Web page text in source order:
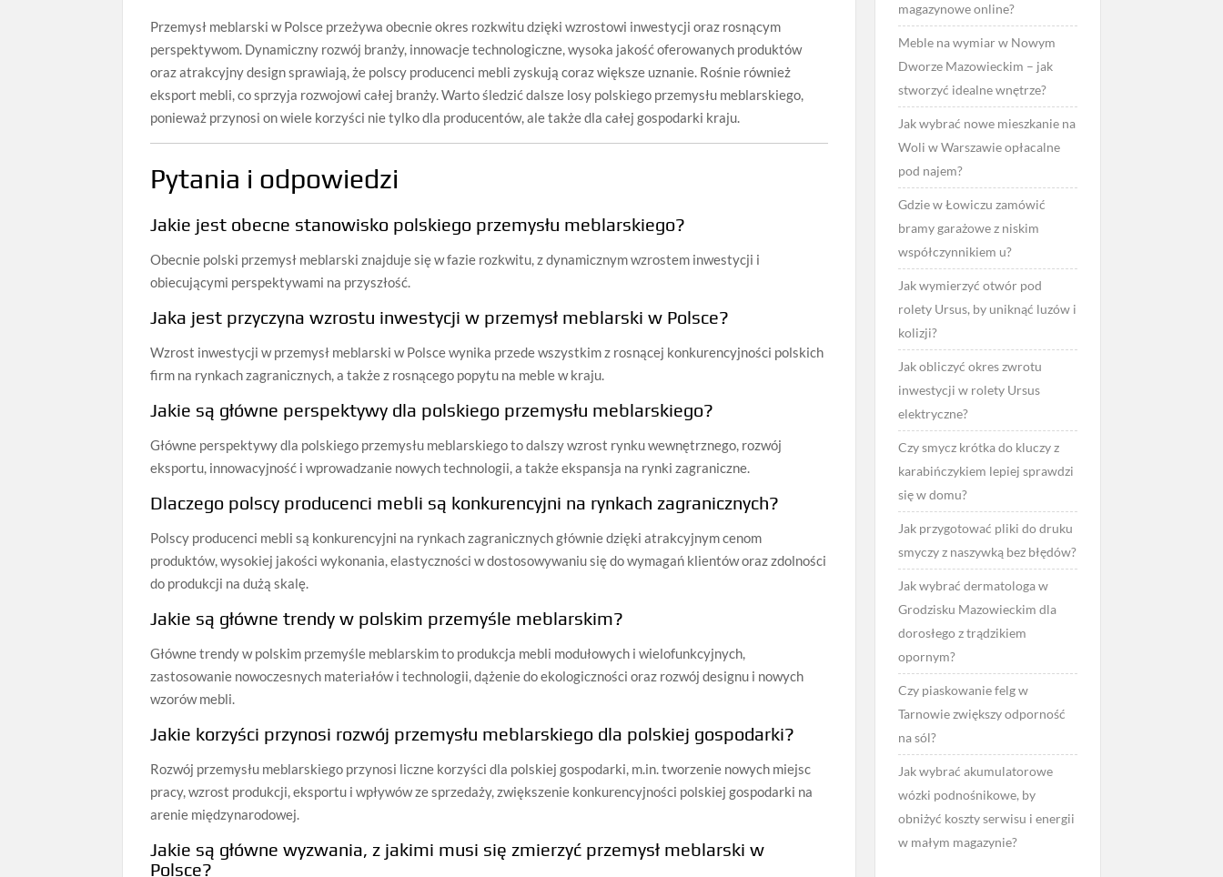
Przemysł meblarski w Polsce przeżywa obecnie okres rozkwitu dzięki wzrostowi inwestycji oraz rosnącym
perspektywom. Dynamiczny rozwój branży, innowacje technologiczne, wysoka jakość oferowanych produktów
oraz atrakcyjny design sprawiają, że polscy producenci mebli zyskują coraz większe uznanie. Rośnie również
eksport mebli, co sprzyja rozwojowi całej branży. Warto śledzić dalsze losy polskiego przemysłu meblarskiego,
ponieważ przynosi on wiele korzyści nie tylko dla producentów, ale także dla całej gospodarki kraju.
Pytania i odpowiedzi
Jakie jest obecne stanowisko polskiego przemysłu meblarskiego?
Obecnie polski przemysł meblarski znajduje się w fazie rozkwitu, z dynamicznym wzrostem inwestycji i
obiecującymi perspektywami na przyszłość.
Jaka jest przyczyna wzrostu inwestycji w przemysł meblarski w Polsce?
Wzrost inwestycji w przemysł meblarski w Polsce wynika przede wszystkim z rosnącej konkurencyjności polskich
firm na rynkach zagranicznych, a także z rosnącego popytu na meble w kraju.
Jakie są główne perspektywy dla polskiego przemysłu meblarskiego?
Główne perspektywy dla polskiego przemysłu meblarskiego to dalszy wzrost rynku wewnętrznego, rozwój
eksportu, innowacyjność i wprowadzanie nowych technologii, a także ekspansja na rynki zagraniczne.
Dlaczego polscy producenci mebli są konkurencyjni na rynkach zagranicznych?
Polscy producenci mebli są konkurencyjni na rynkach zagranicznych głównie dzięki atrakcyjnym cenom
produktów, wysokiej jakości wykonania, elastyczności w dostosowywaniu się do wymagań klientów oraz zdolności
do produkcji na dużą skalę.
Jakie są główne trendy w polskim przemyśle meblarskim?
Główne trendy w polskim przemyśle meblarskim to produkcja mebli modułowych i wielofunkcyjnych,
zastosowanie nowoczesnych materiałów i technologii, dążenie do ekologiczności oraz rozwój designu i nowych
wzorów mebli.
Jakie korzyści przynosi rozwój przemysłu meblarskiego dla polskiej gospodarki?
Rozwój przemysłu meblarskiego przynosi liczne korzyści dla polskiej gospodarki, m.in. tworzenie nowych miejsc
pracy, wzrost produkcji, eksportu i wpływów ze sprzedaży, zwiększenie konkurencyjności polskiej gospodarki na
arenie międzynarodowej.
Jakie są główne wyzwania, z jakimi musi się zmierzyć przemysł meblarski w
Polsce?
magazynowe online?
Meble na wymiar w Nowym
Dworze Mazowieckim – jak
stworzyć idealne wnętrze?
Jak wybrać nowe mieszkanie na
Woli w Warszawie opłacalne
pod najem?
Gdzie w Łowiczu zamówić
bramy garażowe z niskim
współczynnikiem u?
Jak wymierzyć otwór pod
rolety Ursus, by uniknąć luzów i
kolizji?
Jak obliczyć okres zwrotu
inwestycji w rolety Ursus
elektryczne?
Czy smycz krótka do kluczy z
karabińczykiem lepiej sprawdzi
się w domu?
Jak przygotować pliki do druku
smyczy z naszywką bez błędów?
Jak wybrać dermatologa w
Grodzisku Mazowieckim dla
dorosłego z trądzikiem
opornym?
Czy piaskowanie felg w
Tarnowie zwiększy odporność
na sól?
Jak wybrać akumulatorowe
wózki podnośnikowe, by
obniżyć koszty serwisu i energii
w małym magazynie?